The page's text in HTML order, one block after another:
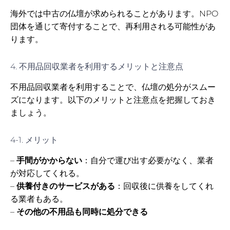
海外では中古の仏壇が求められることがあります。NPO
団体を通じて寄付することで、再利用される可能性があ
ります。
4. 不用品回収業者を利用するメリットと注意点
不用品回収業者を利用することで、仏壇の処分がスムー
ズになります。以下のメリットと注意点を把握しておき
ましょう。
4-1. メリット
– 手間がかからない ：自分で運び出す必要がなく、業者
が対応してくれる。
– 供養付きのサービスがある ：回収後に供養をしてくれ
る業者もある。
– その他の不用品も同時に処分できる